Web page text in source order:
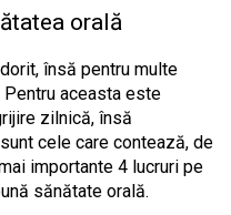
orală
însă pentru multe
aceasta este
zilnică, însă
cele care contează, de
importante 4 lucruri pe
sănătate orală.